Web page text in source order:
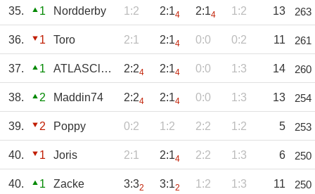
35. 1 Nordderby 1:2 2:14 2:14 1:2 13 263
36. 1 Toro 2:1 2:14 0:0 0:2 11 261
37. 1 ATLASClaus 2:24 2:14 0:0 1:3 14 260
38. 2 Maddin74 2:24 2:14 0:0 1:3 13 254
39. 2 Poppy 0:2 1:2 2:2 1:2 5 253
40. 1 Joris 2:1 2:14 2:2 1:3 6 250
40. 1 Zacke 3:32 3:12 1:2 1:3 11 250